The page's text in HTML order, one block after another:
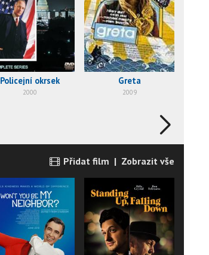
Policejní okrsek
2000
Greta
2009
Přidat film | Zobrazit vše